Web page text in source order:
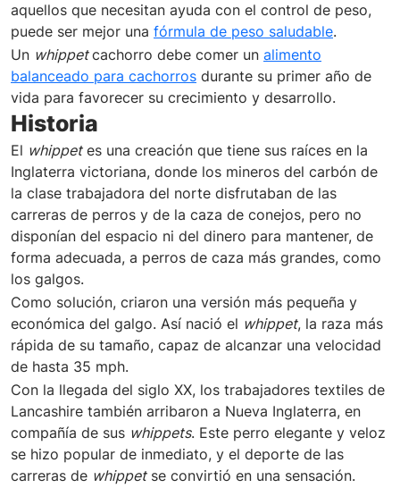
aquellos que necesitan ayuda con el control de peso,
puede ser mejor una fórmula de peso saludable.
Un whippetcachorro debe comer un alimento
balanceado para cachorros durante su primer año de
vida para favorecer su crecimiento y desarrollo.
Historia
El whippetes una creación que tiene sus raíces en la
Inglaterra victoriana, donde los mineros del carbón de
la clase trabajadora del norte disfrutaban de las
carreras de perros y de la caza de conejos, pero no
disponían del espacio ni del dinero para mantener, de
forma adecuada, a perros de caza más grandes, como
los galgos.
Como solución, criaron una versión más pequeña y
económica del galgo. Así nació el whippet, la raza más
rápida de su tamaño, capaz de alcanzar una velocidad
de hasta 35 mph.
Con la llegada del siglo XX, los trabajadores textiles de
Lancashire también arribaron a Nueva Inglaterra, en
compañía de sus whippets. Este perro elegante y veloz
se hizo popular de inmediato, y el deporte de las
carreras de whippetse convirtió en una sensación.